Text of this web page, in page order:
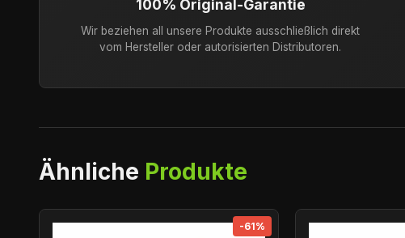
100% Original-Garantie
Wir beziehen all unsere Produkte ausschließlich direkt
vom Hersteller oder autorisierten Distributoren.
Ähnliche Produkte
-61%